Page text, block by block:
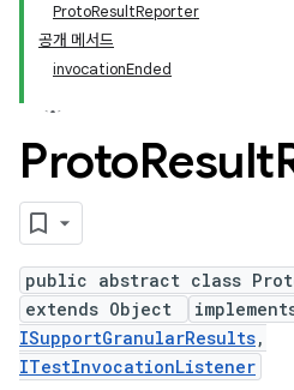
ProtoResultReporter
공개 메서드
invocationEnded
ProtoResult
public abstract class
extends Object
ISupportGranularResults,
ITestInvocationListener